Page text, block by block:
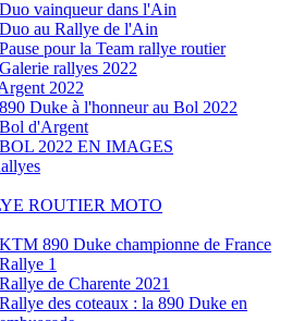
Duo vainqueur dans l'Ain
Duo au Rallye de l'Ain
Pause pour la Team rallye routier
Galerie rallyes 2022
2022
890 Duke à l'honneur au Bol 2022
Bol d'Argent
BOL 2022 EN IMAGES
ROUTIER MOTO
KTM 890 Duke championne de France
Rallye 1
Rallye de Charente 2021
Rallye des coteaux : la 890 Duke en